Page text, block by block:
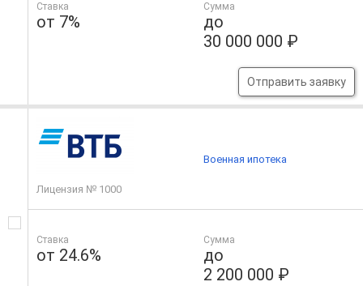
Ставка
от 7%
Сумма
до
30 000 000 ₽
Отправить заявку
Лицензия № 1000
Ставка
от 24.6%
Сумма
до
2 200 000 ₽
Военная ипотека